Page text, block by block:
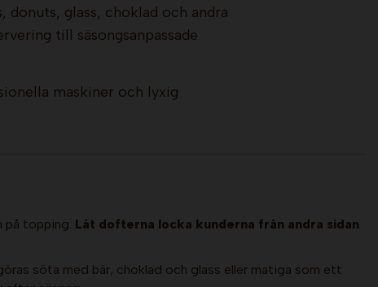
glass, choklad och andra
till säsongsanpassade
maskiner och lyxig
på topping. Låt dofterna locka kunderna från andra sidan
söta med bär, choklad och glass eller matiga som ett